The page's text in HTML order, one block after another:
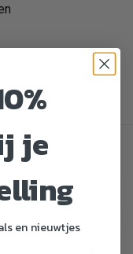
je
en nieuwtjes